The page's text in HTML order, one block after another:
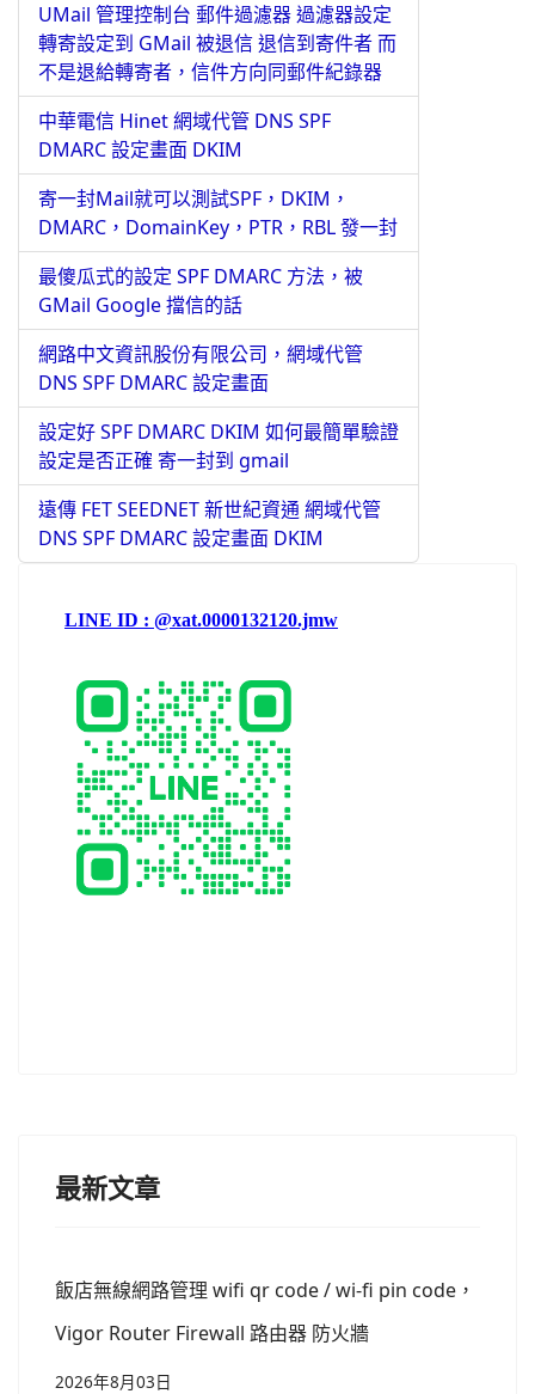
UMail 管理控制台 郵件過濾器 過濾器設定
轉寄設定到 GMail 被退信 退信到寄件者 而
不是退給轉寄者，信件方向同郵件紀錄器
中華電信 Hinet 網域代管 DNS SPF
DMARC 設定畫面 DKIM
寄一封Mail就可以測試SPF，DKIM，
DMARC，DomainKey，PTR，RBL 發一封
最傻瓜式的設定 SPF DMARC 方法，被
GMail Google 擋信的話
網路中文資訊股份有限公司，網域代管
DNS SPF DMARC 設定畫面
設定好 SPF DMARC DKIM 如何最簡單驗證
設定是否正確 寄一封到 gmail
遠傳 FET SEEDNET 新世紀資通 網域代管
DNS SPF DMARC 設定畫面 DKIM
最新文章
飯店無線網路管理 wifi qr code / wi-fi pin code，
Vigor Router Firewall 路由器 防火牆
2026年8月03日